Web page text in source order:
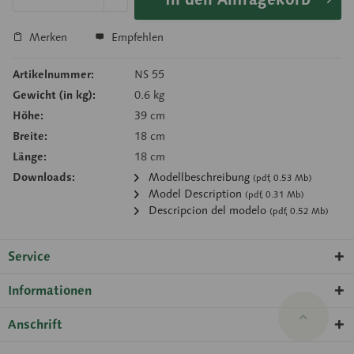
Merken Empfehlen
Artikelnummer:
NS 55
Gewicht (in kg):
0.6 kg
Höhe:
39 cm
Breite:
18 cm
Länge:
18 cm
Downloads:
Modellbeschreibung (pdf, 0.53 Mb)
Model Description (pdf, 0.31 Mb)
Descripcion del modelo (pdf, 0.52 Mb)
Service
Informationen
Anschrift